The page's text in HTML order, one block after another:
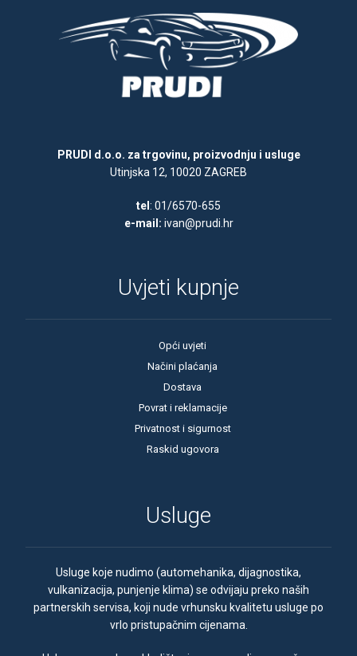
PRUDI d.o.o. za trgovinu, proizvodnju i usluge
Utinjska 12, 10020 ZAGREB
tel : 01/6570-655
e-mail: ivan@prudi.hr
Uvjeti kupnje
Opći uvjeti
Načini plaćanja
Dostava
Povrat i reklamacije
Privatnost i sigurnost
Raskid ugovora
Usluge
Usluge koje nudimo (automehanika, dijagnostika,
vulkanizacija, punjenje klima) se odvijaju preko naših
partnerskih servisa, koji nude vrhunsku kvalitetu usluge po
vrlo pristupačnim cijenama.